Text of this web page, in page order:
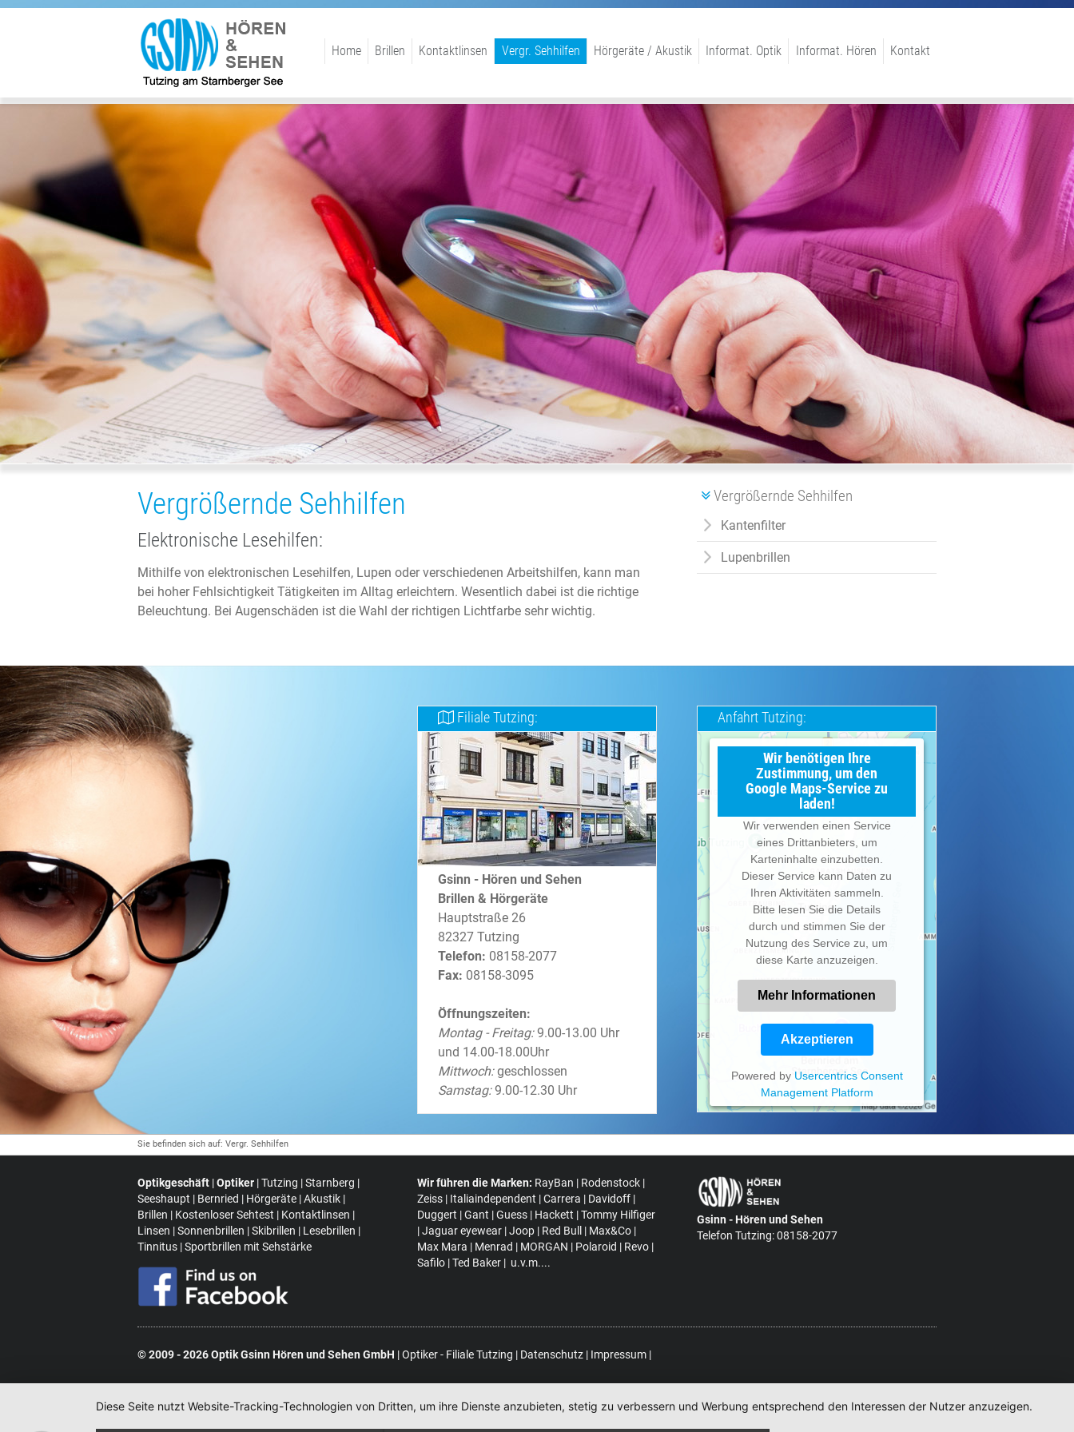
Diese Internetseite
Akzeptieren / Schließen
Datenschutz / Cookies
Home Brillen Kontaktlinsen Vergr. Sehhilfen Hörgeräte / Akustik Informat. Optik Informat. Hören Kontakt
Vergrößernde Sehhilfen
Elektronische Lesehilfen:
Mithilfe von elektronischen Lesehilfen, Lupen oder verschiedenen Arbeitshilfen, kann man
bei hoher Fehlsichtigkeit Tätigkeiten im Alltag erleichtern. Wesentlich dabei ist die richtige
Beleuchtung. Bei Augenschäden ist die Wahl der richtigen Lichtfarbe sehr wichtig.
Vergrößernde Sehhilfen
Kantenfilter
Lupenbrillen
Filiale Tutzing:
Gsinn - Hören und Sehen
Brillen & Hörgeräte
Hauptstraße 26
82327 Tutzing
Telefon: 08158-2077
Fax: 08158-3095
Öffnungszeiten:
Montag - Freitag:9.00-13.00 Uhr
und 14.00-18.00Uhr
Mittwoch:geschlossen
Samstag:9.00-12.30 Uhr
Anfahrt Tutzing:
Wir benötigen Ihre
Zustimmung, um den
Google Maps-Service zu
laden!
Wir verwenden einen Service
eines Drittanbieters, um
Karteninhalte einzubetten.
Dieser Service kann Daten zu
Ihren Aktivitäten sammeln.
Bitte lesen Sie die Details
durch und stimmen Sie der
Nutzung des Service zu, um
diese Karte anzuzeigen.
Mehr Informationen
Akzeptieren
Powered by Usercentrics Consent
Management Platform
Sie befinden sich auf: Vergr. Sehhilfen
Optikgeschäft |Optiker | Tutzing | Starnberg |
Seeshaupt | Bernried | Hörgeräte | Akustik |
Brillen | Kostenloser Sehtest | Kontaktlinsen |
Linsen | Sonnenbrillen | Skibrillen | Lesebrillen |
Tinnitus |Sportbrillen mit Sehstärke
Wir führen die Marken: RayBan | Rodenstock |
Zeiss | Italiaindependent | Carrera | Davidoff |
Duggert | Gant | Guess | Hackett | Tommy Hilfiger
| Jaguar eyewear | Joop | Red Bull | Max&Co |
Max Mara | Menrad | MORGAN | Polaroid | Revo |
Safilo | Ted Baker | u.v.m....
Gsinn - Hören und Sehen
Telefon Tutzing: 08158-2077
© 2009 - 2026Optik Gsinn Hören und Sehen GmbH | Optiker - Filiale Tutzing | Datenschutz | Impressum |
Diese Seite nutzt Website-Tracking-Technologien von Dritten, um ihre Dienste anzubieten, stetig zu verbessern und Werbung entsprechend den Interessen der Nutzer anzuzeigen.